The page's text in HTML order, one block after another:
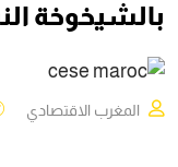
بالشيخوخة
المغرب الاقتصادي